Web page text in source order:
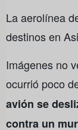
La aerolínea
destinos en
Imágenes no
ocurrió poco
avión se
contra un